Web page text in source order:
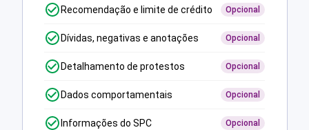
Recomendação e limite de crédito Opcional
Dívidas, negativas e anotações Opcional
Detalhamento de protestos Opcional
Dados comportamentais Opcional
Informações do SPC Opcional